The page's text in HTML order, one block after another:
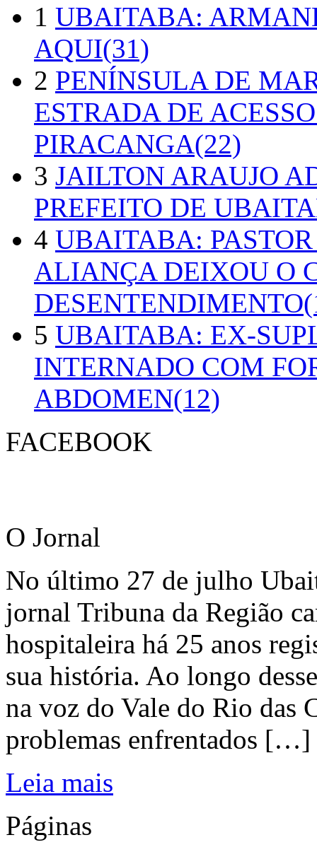
1 UBAITABA:
AQUI(31)
2 PENÍNSULA DE
ESTRADA DE
PIRACANGA(22)
3 JAILTON ARAUJO
PREFEITO DE
4 UBAITABA:
ALIANÇA DEIXOU O
5 UBAITABA: EX-
INTERNADO COM
ABDOMEN(12)
FACEBOOK
O Jornal
No último 27 de julho
jornal Tribuna da Região
hospitaleira há 25 anos
sua história. Ao longo
na voz do Vale do Rio das
problemas enfrentados […]
Leia mais
Páginas